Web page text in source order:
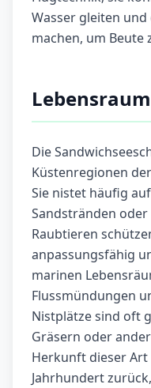
Wasser gleiten
machen, um Beute
Die
Küstenregionen
Sie nistet häufig
Sandstränden oder
Raubtieren
anpassungsfähig
marinen
Flussmündungen
Nistplätze sind oft
Gräsern oder
Herkunft dieser Art
Jahrhundert